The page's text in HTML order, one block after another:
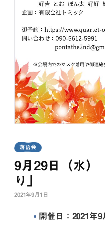
落語会
9月29日（水
り」
2021年9月1日
開催日：2021年9